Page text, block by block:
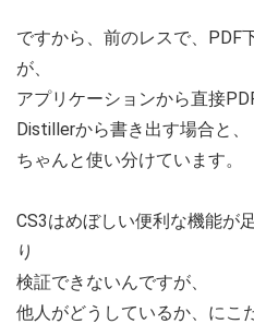
ですから、前のレスで、PDF
が、
アプリケーションから直接
Distillerから書き出す場合と、
ちゃんと使い分けています。
CS3はめぼしい便利な機能が
り
検証できないんですが、
他人がどうしているか、にこ